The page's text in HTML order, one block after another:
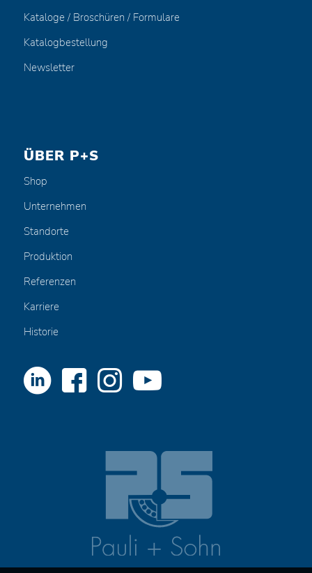
Kataloge / Broschüren / Formulare
Katalogbestellung
Newsletter
ÜBER P+S
Shop
Unternehmen
Standorte
Produktion
Referenzen
Karriere
Historie